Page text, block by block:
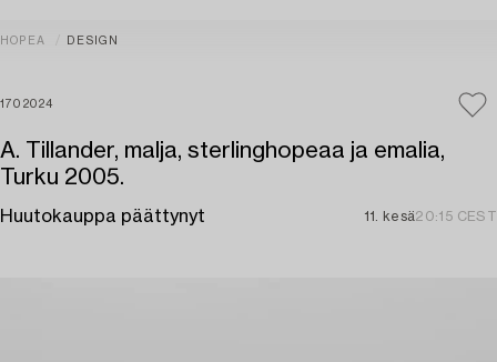
HOPEA DESIGN
1702024
A. Tillander, malja, sterlinghopeaa ja emalia,
Turku 2005.
Huutokauppa päättynyt 11. kesä20:15 CEST